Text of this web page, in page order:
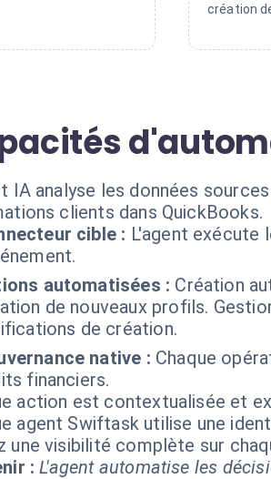
création
IA analyse les données
clients dans QuickBooks.
cible : L'agent exécute
automatisées : Création
de nouveaux profils.
de création.
native : Chaque
financiers.
action est contextualisée et
agent Swiftask utilise une
une visibilité complète sur
: L'agent automatise les